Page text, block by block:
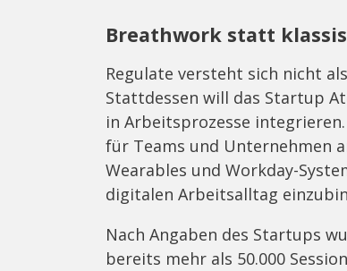
Breathwork statt
Regulate versteht sich nicht
Stattdessen will das Startup
in Arbeitsprozesse
für Teams und Unternehmen
Wearables und Workday-
digitalen Arbeitsalltag
Nach Angaben des Startups
bereits mehr als 50.000